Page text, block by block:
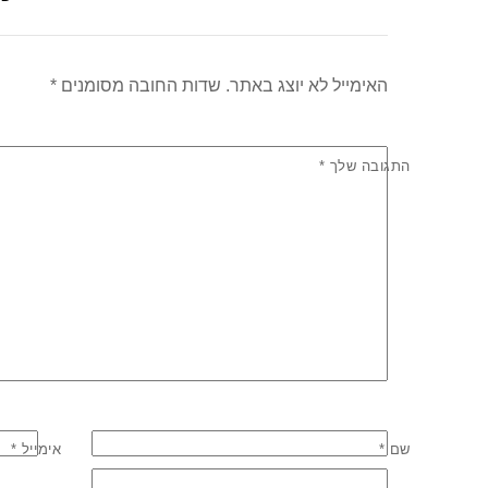
האימייל לא יוצג באתר. שדות החובה מסומנים *
התגובה שלך *
שם * אימייל *